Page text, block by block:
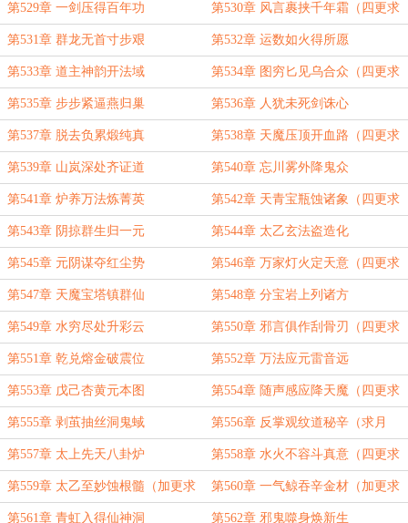
第529章 一剑压得百年功 第530章 风言裹挟千年霜（四更求
订！）
第531章 群龙无首寸步艰 第532章 运数如火得所愿
第533章 道主神韵开法域 第534章 图穷匕见乌合众（四更求
订！）
第535章 步步紧逼燕归巢 第536章 人犹未死剑诛心
第537章 脱去负累煅纯真 第538章 天魔压顶开血路（四更求
订！）
第539章 山岚深处齐证道 第540章 忘川雾外降鬼众
第541章 炉养万法炼菁英 第542章 天青宝瓶蚀诸象（四更求
订！）
第543章 阴掠群生归一元 第544章 太乙玄法盗造化
第545章 元阴谋夺红尘势 第546章 万家灯火定天意（四更求
订！）
第547章 天魔宝塔镇群仙 第548章 分宝岩上列诸方
第549章 水穷尽处升彩云 第550章 邪言俱作刮骨刃（四更求
订！）
第551章 乾兑熔金破震位 第552章 万法应元雷音远
第553章 戊己杏黄元本图 第554章 随声感应降天魔（四更求
订！）
第555章 剥茧抽丝洞鬼蜮 第556章 反掌观纹道秘辛（求月
票！）
第557章 太上先天八卦炉 第558章 水火不容斗真意（四更求
月票！）
第559章 太乙至妙蚀根髓（加更求
月票！）
第560章 一气鲸吞辛金材（加更求
月票！）
第561章 青虹入得仙神洞 第562章 邪鬼噬身焕新生